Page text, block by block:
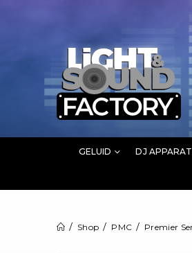
GELUID DJ
Shop PMC Premier